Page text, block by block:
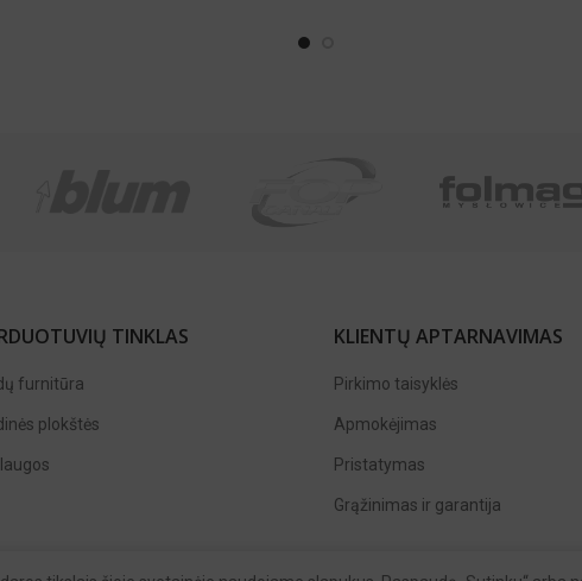
TINKLAS
furnitūra
plokštės
KLIENTŲ APTARNAVIMAS
Pirkimo taisyklės
Apmokėjimas
Pristatymas
Grąžinimas ir garantija